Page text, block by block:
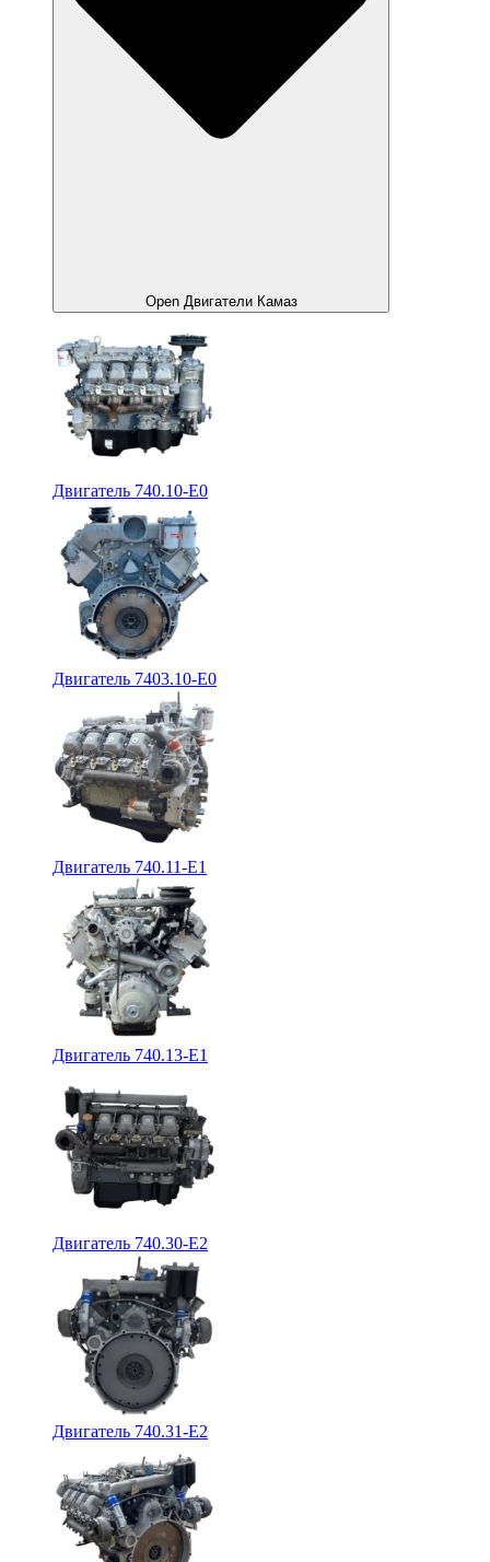
Open Двигатели Камаз
Двигатель 740.10-E0
Двигатель 7403.10-E0
Двигатель 740.11-E1
Двигатель 740.13-E1
Двигатель 740.30-E2
Двигатель 740.31-E2